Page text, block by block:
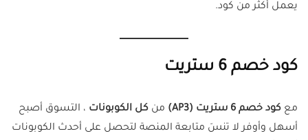
يعمل أكثر من كود.
كود خصم 6 ستريت
مع كود خصم 6 ستريت (AP3) من كل الكوبونات ، التسوق أصبح
أسهل وأوفر لا تنسَ متابعة المنصة لتحصل على أحدث الكوبونات